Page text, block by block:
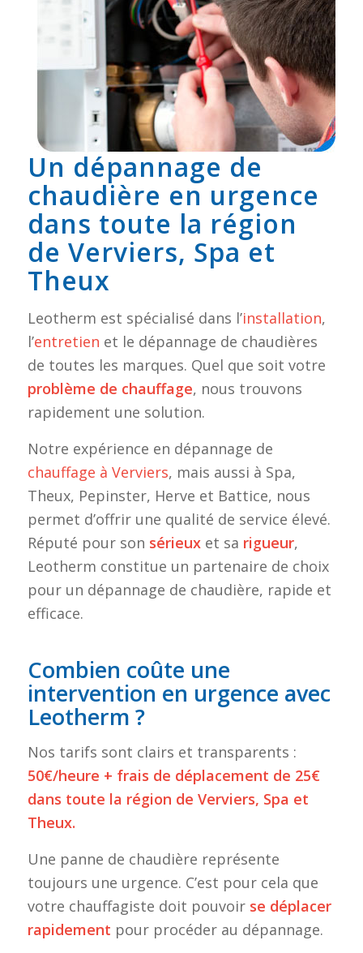
Un dépannage de
chaudière en urgence
dans toute la région
de Verviers, Spa et
Theux
Leotherm est spécialisé dans l’installation,
l’entretien et le dépannage de chaudières
de toutes les marques. Quel que soit votre
problème de chauffage, nous trouvons
rapidement une solution.
Notre expérience en dépannage de
chauffage à Verviers, mais aussi à Spa,
Theux, Pepinster, Herve et Battice, nous
permet d’offrir une qualité de service élevé.
Réputé pour son sérieuxet sa rigueur,
Leotherm constitue un partenaire de choix
pour un dépannage de chaudière, rapide et
efficace.
Combien coûte une
intervention en urgence avec
Leotherm ?
Nos tarifs sont clairs et transparents :
50€/heure + frais de déplacement de 25€
dans toute la région de Verviers, Spa et
Theux.
Une panne de chaudière représente
toujours une urgence. C’est pour cela que
votre chauffagiste doit pouvoir se déplacer
rapidement pour procéder au dépannage.